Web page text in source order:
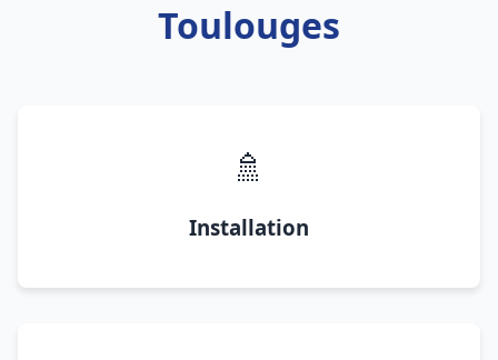
Toulouges
🚿
Installation